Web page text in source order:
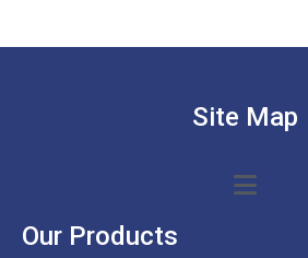
Site Map
Our Products